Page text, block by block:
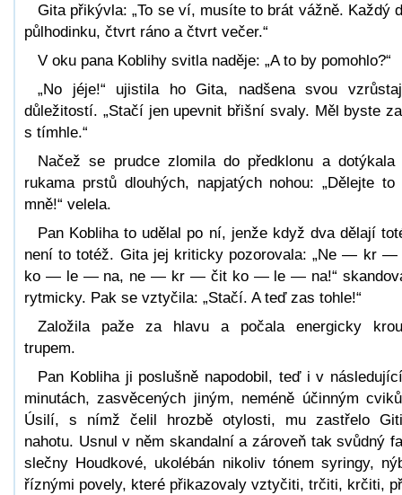
Gita přikývla: „To se ví, musíte to brát vážně. Každý
půlhodinku, čtvrt ráno a čtvrt večer.“
V oku pana Koblihy svitla naděje: „A to by pomohlo?“
„No jéje!“ ujistila ho Gita, nadšena svou
důležitostí. „Stačí jen upevnit břišní svaly. Měl byste
s tímhle.“
Načež se prudce zlomila do předklonu a dotýkala
rukama prstů dlouhých, napjatých nohou: „Dělejte to
mně!“ velela.
Pan Kobliha to udělal po ní, jenže když dva dělají
není to totéž. Gita jej kriticky pozorovala: „Ne — kr —
ko — le — na, ne — kr — čit ko — le — na!“
rytmicky. Pak se vztyčila: „Stačí. A teď zas tohle!“
Založila paže za hlavu a počala energicky
trupem.
Pan Kobliha ji poslušně napodobil, teď i v
minutách, zasvěcených jiným, neméně účinným
Úsilí, s nímž čelil hrozbě otylosti, mu zastřelo
nahotu. Usnul v něm skandalní a zároveň tak svůdný
slečny Houdkové, ukolébán nikoliv tónem syringy,
říznými povely, které přikazovaly vztyčiti, trčiti, krčiti,